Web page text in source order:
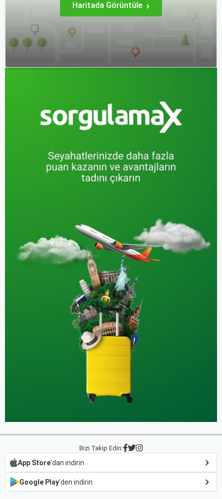
Haritada Görüntüle
Bizi Takip Edin:
App Store'dan indirin
Google Play'den indirin